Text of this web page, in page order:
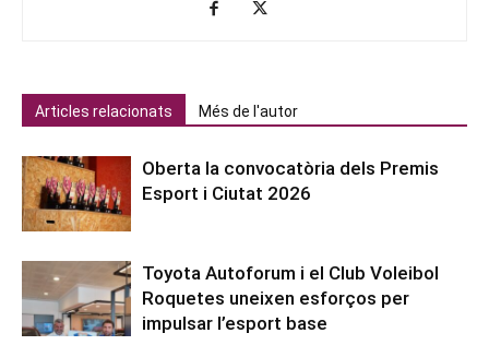
Articles relacionats Més de l'autor
Oberta la convocatòria dels Premis
Esport i Ciutat 2026
Toyota Autoforum i el Club Voleibol
Roquetes uneixen esforços per
impulsar l’esport base